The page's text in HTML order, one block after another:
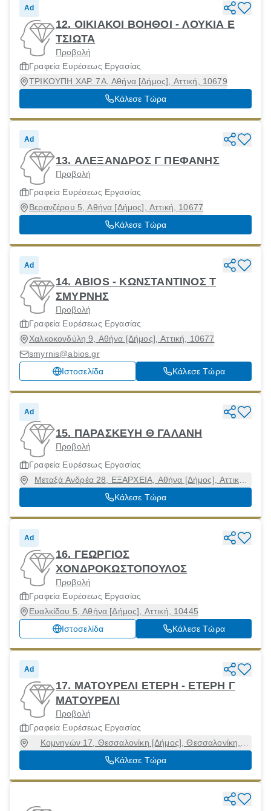
Ad
12. ΟΙΚΙΑΚΟΙ ΒΟΗΘΟΙ - ΛΟΥΚΙΑ Ε
ΤΣΙΩΤΑ
Προβολή
Γραφεία Ευρέσεως Εργασίας
ΤΡΙΚΟΥΠΗ ΧΑΡ. 7Α, Αθήνα [Δήμος], Αττική, 10679
Κάλεσε Τώρα
Ad
13. ΑΛΕΞΑΝΔΡΟΣ Γ ΠΕΦΑΝΗΣ
Προβολή
Γραφεία Ευρέσεως Εργασίας
Βερανζέρου 5, Αθήνα [Δήμος], Αττική, 10677
Κάλεσε Τώρα
Ad
14. ABIOS - ΚΩΝΣΤΑΝΤΙΝΟΣ Τ
ΣΜΥΡΝΗΣ
Προβολή
Γραφεία Ευρέσεως Εργασίας
Χαλκοκονδύλη 9, Αθήνα [Δήμος], Αττική, 10677
smyrnis@abios.gr
Ιστοσελίδα
Κάλεσε Τώρα
Ad
15. ΠΑΡΑΣΚΕΥΗ Θ ΓΑΛΑΝΗ
Προβολή
Γραφεία Ευρέσεως Εργασίας
Μεταξά Ανδρέα 28, ΕΞΑΡΧΕΙΑ, Αθήνα [Δήμος], Αττική,
10681
Κάλεσε Τώρα
Ad
16. ΓΕΩΡΓΙΟΣ
ΧΟΝΔΡΟΚΩΣΤΟΠΟΥΛΟΣ
Προβολή
Γραφεία Ευρέσεως Εργασίας
Ευαλκίδου 5, Αθήνα [Δήμος], Αττική, 10445
Ιστοσελίδα
Κάλεσε Τώρα
Ad
17. ΜΑΤΟΥΡΕΛΙ ΕΤΕΡΗ - ΕΤΕΡΗ Γ
ΜΑΤΟΥΡΕΛΙ
Προβολή
Γραφεία Ευρέσεως Εργασίας
Κομνηνών 17, Θεσσαλονίκη [Δήμος], Θεσσαλονίκη,
54624
Κάλεσε Τώρα